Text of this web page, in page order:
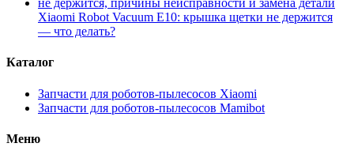
Xiaomi Robot Vacuum E10: крышка щетки не держится
— что делать?
Каталог
Запчасти для роботов-пылесосов Xiaomi
Запчасти для роботов-пылесосов Mamibot
Меню